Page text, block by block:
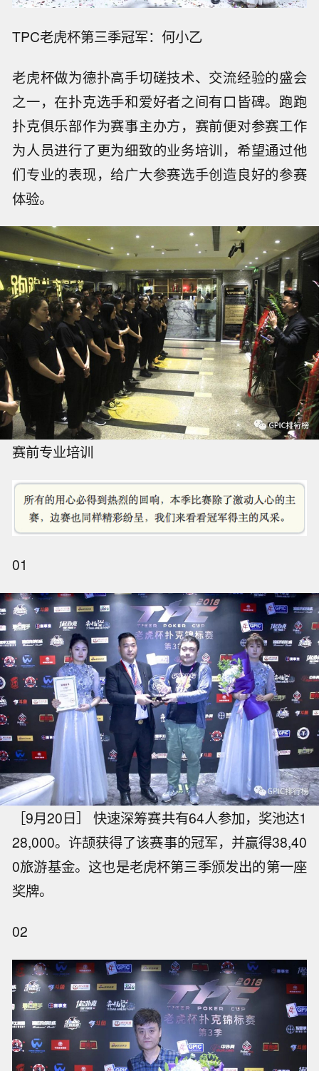
TPC老虎杯第三季冠军：何小乙
老虎杯做为德扑高手切磋技术、交流经验的盛会
之一，在扑克选手和爱好者之间有口皆碑。跑跑
扑克俱乐部作为赛事主办方，赛前便对参赛工作
为人员进行了更为细致的业务培训，希望通过他
们专业的表现，给广大参赛选手创造良好的参赛
体验。
赛前专业培训
01
［9月20日］ 快速深筹赛共有64人参加，奖池达1
28,000。许颉获得了该赛事的冠军，并赢得38,40
0旅游基金。这也是老虎杯第三季颁发出的第一座
奖牌。
02